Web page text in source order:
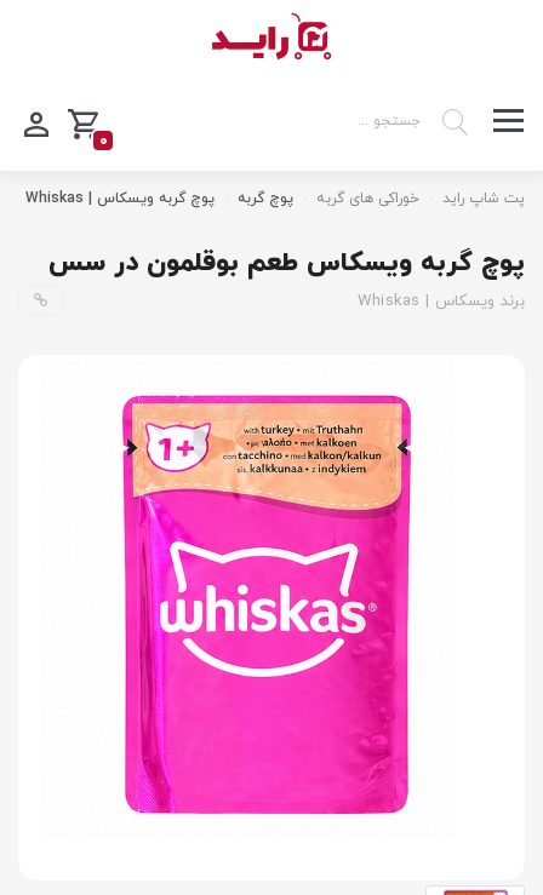
0
پت شاپ راید خوراکی های گربه پوچ گربه پوچ گربه ویسکاس | Whiskas
پوچ گربه ویسکاس طعم بوقلمون در سس
برند ویسکاس | Whiskas